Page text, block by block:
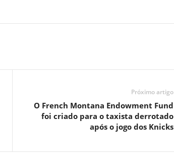
Próximo artigo
O French Montana Endowment Fund
foi criado para o taxista derrotado
após o jogo dos Knicks